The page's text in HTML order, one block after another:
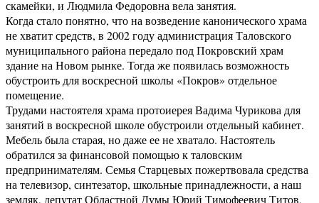
скамейки, и Людмила Федоровна вела занятия.
Когда стало понятно, что на возведение канонического храма
не хватит средств, в 2002 году администрация Таловского
муниципального района передало под Покровский храм
здание на Новом рынке. Тогда же появилась возможность
обустроить для воскресной школы «Покров» отдельное
помещение.
Трудами настоятеля храма протоиерея Вадима Чурикова для
занятий в воскресной школе обустроили отдельный кабинет.
Мебель была старая, но даже ее не хватало. Настоятель
обратился за финансовой помощью к таловским
предпринимателям. Семья Старцевых пожертвовала средства
на телевизор, синтезатор, школьные принадлежности, а наш
земляк, депутат Областной Думы Юрий Тимофеевич Титов,